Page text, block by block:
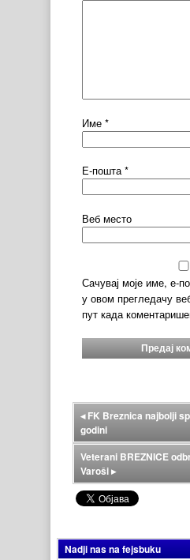
Име *
Е-пошта*
Веб место
Сачувај моје име, е-
у овом прегледачу
пут када
◂FK Breznica najbolji
godini
Veterani BREZNICE
Varoši▸
Nadji nas na fejsbuku